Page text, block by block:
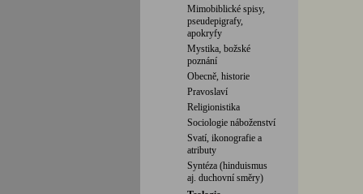
Mimobiblické spisy,
pseudepigrafy,
apokryfy
Mystika, božské
poznání
Obecně, historie
Pravoslaví
Religionistika
Sociologie náboženství
Svatí, ikonografie a
atributy
Syntéza (hinduismus
aj. duchovní směry)